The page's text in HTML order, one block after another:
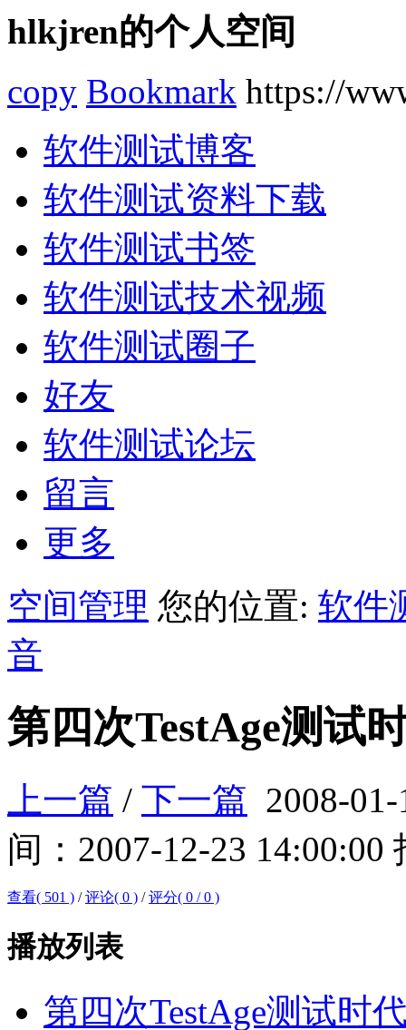
hlkjren的个人空间
copy Bookmark https://
软件测试博客
软件测试资料下载
软件测试书签
软件测试技术视频
软件测试圈子
好友
软件测试论坛
留言
更多
空间管理 您的位置: 软件
音
第四次TestAge测试
上一篇 / 下一篇 2008-
间：2007-12-23
查看( 501 ) /评论( 0 ) /评分( 0 /0 )
播放列表
第四次TestAge测试时